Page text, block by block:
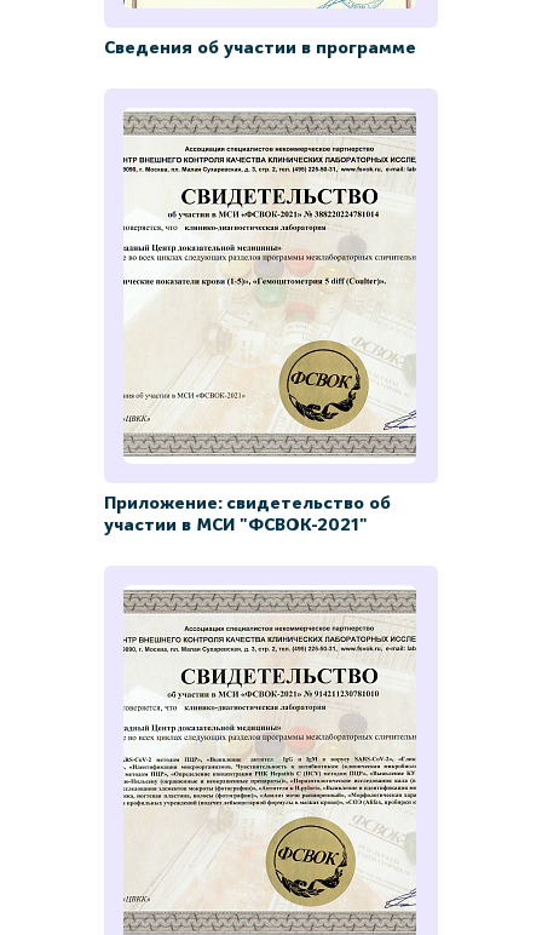
Сведения об участии в программе
Приложение: свидетельство об
участии в МСИ "ФСВОК-2021"